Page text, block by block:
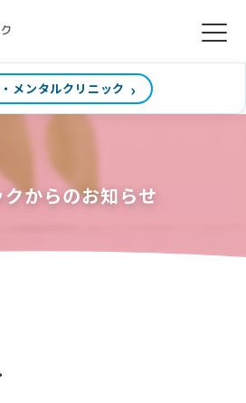
メンタルクリニック
からのお知らせ